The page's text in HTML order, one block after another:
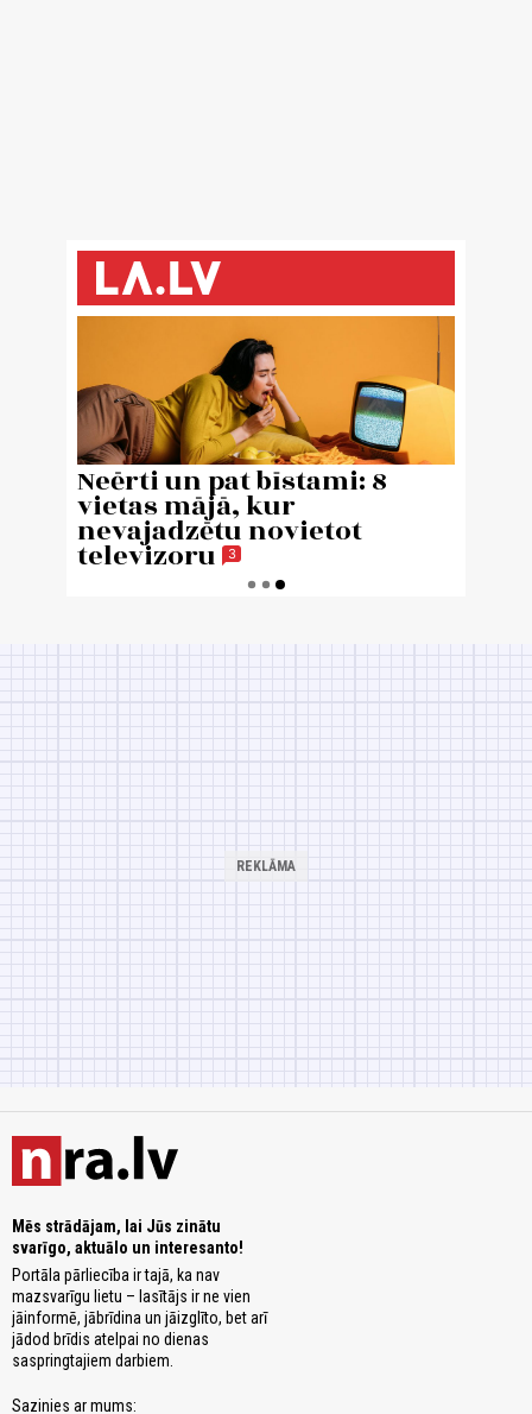
Mēs strādājam, lai Jūs zinātu
svarīgo, aktuālo un interesanto!
Portāla pārliecība ir tajā, ka nav
mazsvarīgu lietu – lasītājs ir ne vien
jāinformē, jābrīdina un jāizglīto, bet arī
jādod brīdis atelpai no dienas
saspringtajiem darbiem.
Sazinies ar mums: